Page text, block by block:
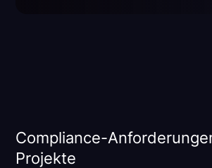
Compliance-
Projekte